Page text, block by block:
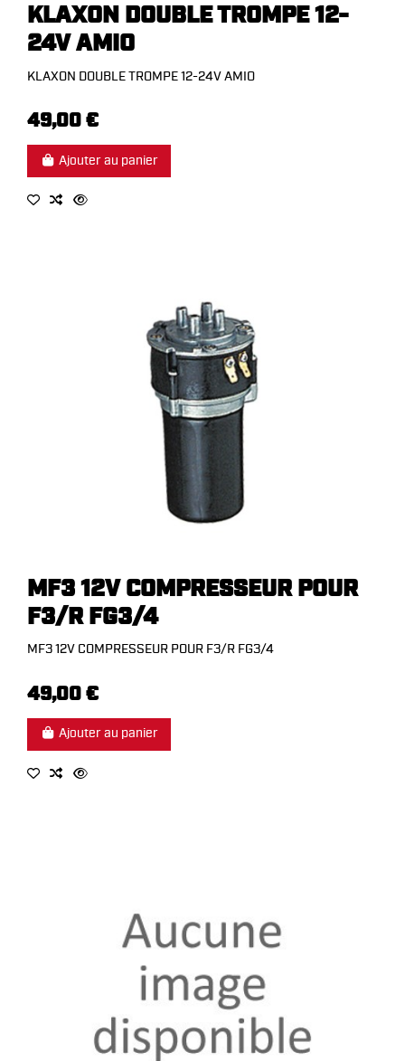
KLAXON DOUBLE TROMPE 12-
24V AMIO
KLAXON DOUBLE TROMPE 12-24V AMIO
49,00 €
Ajouter au panier
MF3 12V COMPRESSEUR POUR
F3/R FG3/4
MF3 12V COMPRESSEUR POUR F3/R FG3/4
49,00 €
Ajouter au panier